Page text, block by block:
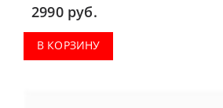
2990 руб.
В КОРЗИНУ